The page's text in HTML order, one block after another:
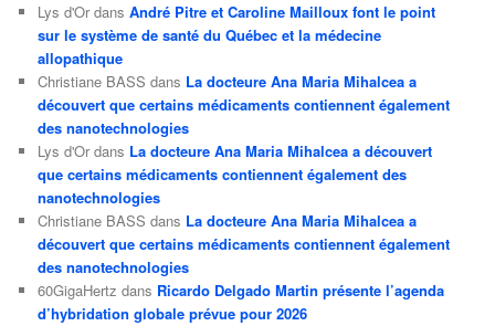
Lys d'Or dansAndré Pitre et Caroline Mailloux font le point
sur le système de santé du Québec et la médecine
allopathique
Christiane BASS dans La docteure Ana Maria Mihalcea a
découvert que certains médicaments contiennent également
des nanotechnologies
Lys d'Or dans La docteure Ana Maria Mihalcea a découvert
que certains médicaments contiennent également des
nanotechnologies
Christiane BASS dans La docteure Ana Maria Mihalcea a
découvert que certains médicaments contiennent également
des nanotechnologies
60GigaHertz dans Ricardo Delgado Martin présente l’agenda
d’hybridation globale prévue pour 2026